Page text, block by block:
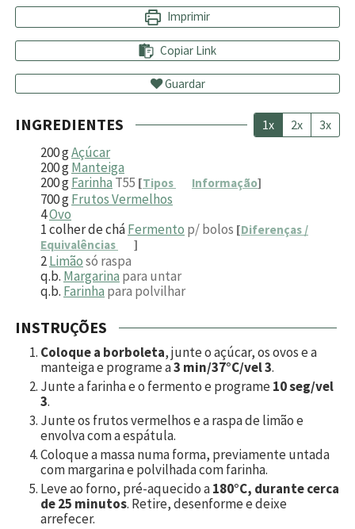
Imprimir
Copiar Link
Guardar
INGREDIENTES 1x 2x 3x
200gAçúcar
200gManteiga
200gFarinha T55 [Tipos Informação]
700gFrutos Vermelhos
4Ovo
1colher de cháFermento p/ bolos [Diferenças /
Equivalências
]
2Limãosó raspa
q.b. Margarina para untar
q.b. Farinha para polvilhar
INSTRUÇÕES
Coloque a borboleta, junte o açúcar, os ovos e a
manteiga e programe a3 min/37°C/vel 3.
Junte a farinha e o fermento e programe10 seg/vel
3.
Junte os frutos vermelhos e a raspa de limão e
envolva com a espátula.
Coloque a massa numa forma, previamente untada
com margarina e polvilhada com farinha.
Leve ao forno, pré-aquecido a180°C, durante cerca
de 25 minutos. Retire, desenforme e deixe
arrefecer.